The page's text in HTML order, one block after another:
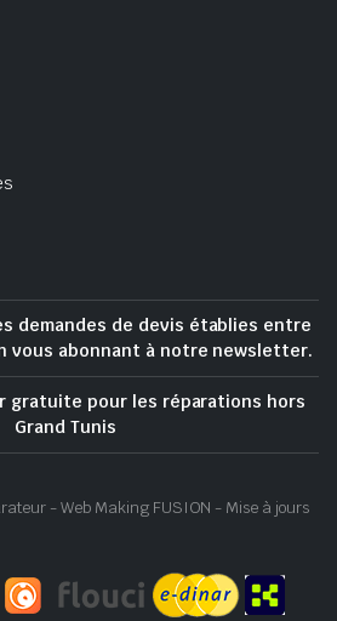
demandes de devis établies entre
vous abonnant à notre newsletter.
gratuite pour les réparations hors
Grand Tunis
- Web Making FUSION - Mise à jours